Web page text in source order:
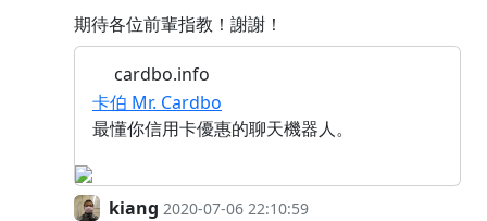
期待各位前輩指教！謝謝！
cardbo.info
卡伯 Mr. Cardbo
最懂你信用卡優惠的聊天機器人。
kiang 2020-07-06 22:10:59